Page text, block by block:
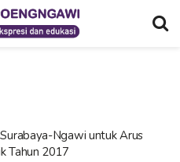
Surabaya-Ngawi untuk Arus
Tahun 2017